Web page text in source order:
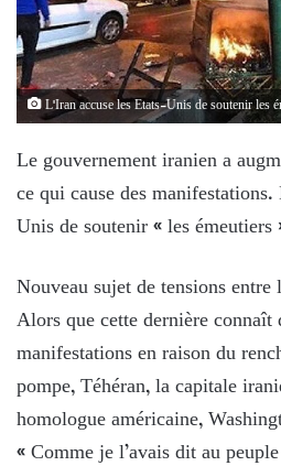
L'Iran accuse les Etats-Unis de soutenir les
Le gouvernement iranien a
ce qui cause des
Unis de soutenir « les émeutiers
Nouveau sujet de tensions
Alors que cette dernière connaît
manifestations en raison du
pompe, Téhéran, la capitale
homologue américaine,
« Comme je l’avais dit au